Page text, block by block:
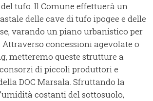
tufo. Il Comune effettuerà un
delle cave di tufo ipogee e delle
varando un piano urbanistico per
concessioni agevolate o
metteremo queste strutture a
di piccoli produttori e
DOC Marsala. Sfruttando la
costanti del sottosuolo,